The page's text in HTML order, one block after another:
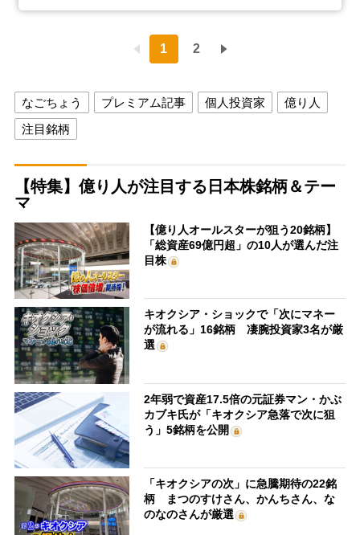
1 2
なごちょう プレミアム記事 個人投資家
億り人
注目銘柄
【特集】億り人が注目する日本株銘柄＆テー
マ
【億り人オールスターが狙う20銘柄】
「総資産69億円超」の10人が選んだ注
目株
キオクシア・ショックで「次にマネー
が流れる」16銘柄 凄腕投資家3名が厳
選
2年弱で資産17.5倍の元証券マン・かぶ
カブキ氏が「キオクシア急落で次に狙
う」5銘柄を公開
「キオクシアの次」に急騰期待の22銘
柄 まつのすけさん、かんちさん、な
のなのさんが厳選